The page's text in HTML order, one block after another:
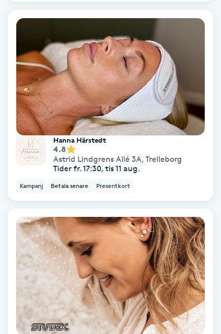
Makeup
Manikyr & Pedikyr
Massage
Medial vägledning
Medium
Megavolymfransar
Mesoterapi
Hanna Härstedt
4.8
Astrid Lindgrens Allé 3A, Trelleborg
Tider fr. 17:30, tis 11 aug.
Kampanj Betala senare Presentkort